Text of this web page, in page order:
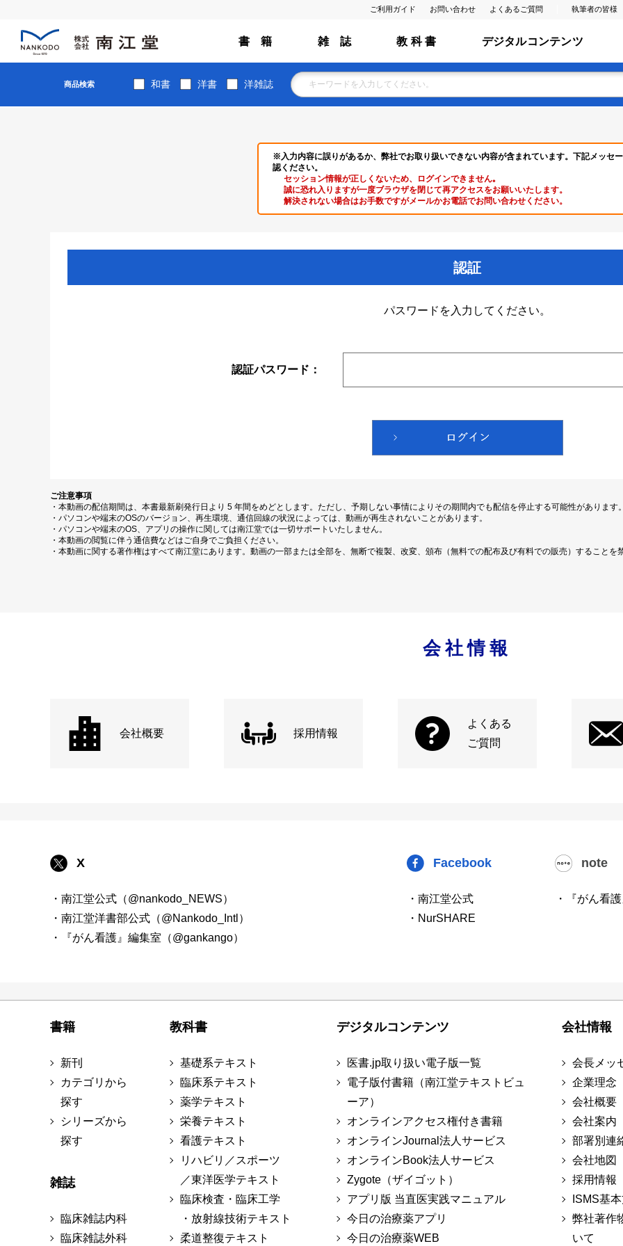
ご利用ガイド お問い合わせ よくあるご質問 執筆者の皆様
書 籍 雑 誌 教 科 書 デジタルコンテンツ
商品検索 和書 洋書 洋雑誌
※入力内容に誤りがあるか、弊社でお取り扱いできない内容が含まれています。下記メッセ
認ください。
セッション情報が正しくないため、ログインできません｡
誠に恐れ入りますが一度ブラウザを閉じて再アクセスをお願いいたします。
解決されない場合はお手数ですがメールかお電話でお問い合わせください。
認証
パスワードを入力してください。
認証パスワード：
ご注意事項
・本動画の配信期間は、本書最新刷発行日より 5 年間をめどとします。ただし、予期しない事情によりその期間内でも配信を停止する可能性があります。
・パソコンや端末のOSのバージョン、再生環境、通信回線の状況によっては、動画が再生されないことがあります。
・パソコンや端末のOS、アプリの操作に関しては南江堂では一切サポートいたしません。
・本動画の閲覧に伴う通信費などはご自身でご負担ください。
・本動画に関する著作権はすべて南江堂にあります。動画の一部または全部を、無断で複製、改変、頒布（無料での配布及び有料での販売）することを
会社情報
会社概要 採用情報
よくある
ご質問
X
・南江堂公式（@nankodo_NEWS）
・南江堂洋書部公式（@Nankodo_Intl）
・『がん看護』編集室（@gankango）
Facebook
・南江堂公式
・NurSHARE
note
・『がん看
書籍
新刊
カテゴリから
探す
シリーズから
探す
雑誌
臨床雑誌内科
臨床雑誌外科
教科書
基礎系テキスト
臨床系テキスト
薬学テキスト
栄養テキスト
看護テキスト
リハビリ／スポーツ
／東洋医学テキスト
臨床検査・臨床工学
・放射線技術テキスト
柔道整復テキスト
デジタルコンテンツ
医書.jp取り扱い電子版一覧
電子版付書籍（南江堂テキストビュ
ーア）
オンラインアクセス権付き書籍
オンラインJournal法人サービス
オンラインBook法人サービス
Zygote（ザイゴット）
アプリ版 当直医実践マニュアル
今日の治療薬アプリ
今日の治療薬WEB
会社情報
会長メッ
企業理念
会社概要
会社案内
部署別連
会社地図
採用情報
ISMS基
弊社著作
いて